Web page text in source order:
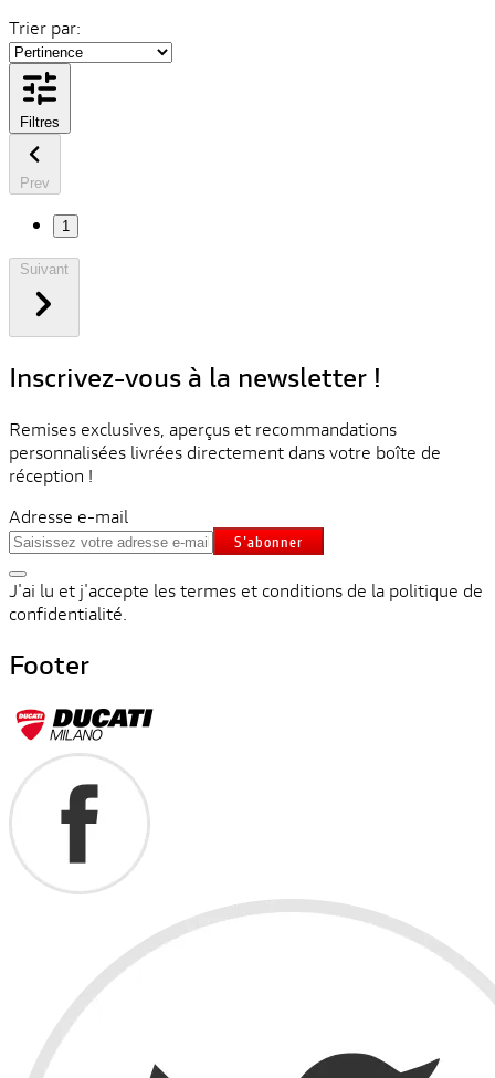
Trier par:
Filtres
Prev
1
Inscrivez-vous à la newsletter !
Remises exclusives, aperçus et recommandations
personnalisées livrées directement dans votre boîte de
réception !
Adresse e-mail
S'abonner
J'ai lu et j'accepte les termes et conditions de la politique de
confidentialité.
Footer